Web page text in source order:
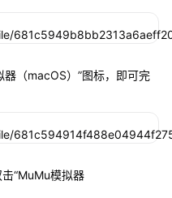
（macOS）”图标，即可完
“MuMu模拟器